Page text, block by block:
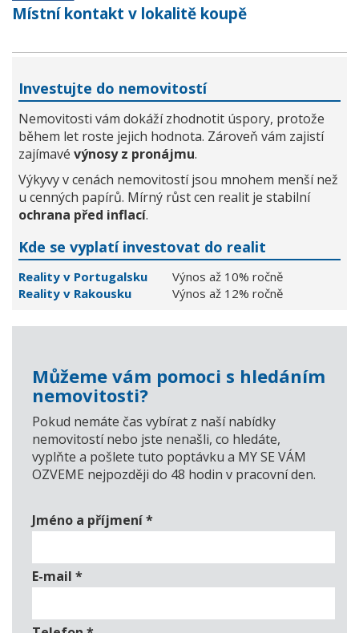
Místní kontakt v lokalitě koupě
Investujte do nemovitostí
Nemovitosti vám dokáží zhodnotit úspory, protože
během let roste jejich hodnota. Zároveň vám zajistí
zajímavé výnosy z pronájmu.
Výkyvy v cenách nemovitostí jsou mnohem menší než
u cenných papírů. Mírný růst cen realit je stabilní
ochrana před inflací.
Kde se vyplatí investovat do realit
Reality v Portugalsku
Výnos až 10% ročně
Reality v Rakousku
Výnos až 12% ročně
Můžeme vám pomoci s hledáním
nemovitosti?
Pokud nemáte čas vybírat z naší nabídky
nemovitostí nebo jste nenašli, co hledáte,
vyplňte a pošlete tuto poptávku a MY SE VÁM
OZVEME nejpozději do 48 hodin v pracovní den.
Jméno a příjmení*
E-mail *